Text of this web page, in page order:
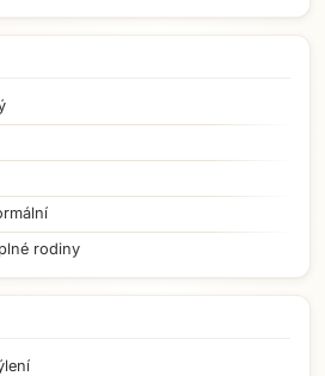
Přejít na hlavní obsah
rodiny